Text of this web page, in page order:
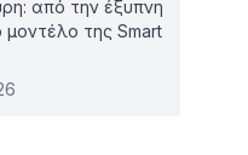
από την έξυπνη
της Smart